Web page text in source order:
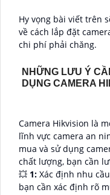
Hy vọng bài viết trên
về cách lắp đặt
chi phí phải chăng.
NHỮNG LƯU Ý
DỤNG CAMERA
Camera Hikvision là
lĩnh vực camera an
mua và sử dụng
chất lượng, bạn cần
💥 1: Xác định nhu
bạn cần xác định rõ